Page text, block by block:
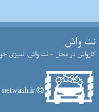
نت واش
کارواش در محل - نت واش: تمیزی
netwash.ir - تمام حقوق سایت نت واش محفوظ است